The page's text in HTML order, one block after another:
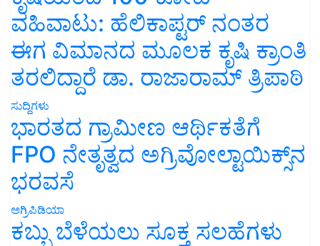
ವಹಿವಾಟು: ಹೆಲಿಕಾಪ್ಟರ್ ನಂತರ
ಈಗ ವಿಮಾನದ ಮೂಲಕ ಕೃಷಿ ಕ್ರಾಂತಿ
ತರಲಿದ್ದಾರೆ ಡಾ. ರಾಜಾರಾಮ್ ತ್ರಿಪಾಠಿ
ಸುದ್ದಿಗಳು
ಭಾರತದ ಗ್ರಾಮೀಣ ಆರ್ಥಿಕತೆಗೆ
FPO ನೇತೃತ್ವದ ಅಗ್ರಿವೋಲ್ಟಾಯಿಕ್ಸ್‌ನ
ಭರವಸೆ
ಅಗ್ರಿಪಿಡಿಯಾ
ಕಬ್ಬು ಬೆಳೆಯಲು ಸೂಕ್ತ ಸಲಹೆಗಳು